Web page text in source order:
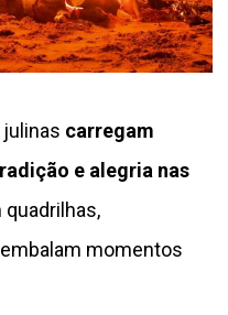
carregam
e alegria nas
quadrilhas,
momentos